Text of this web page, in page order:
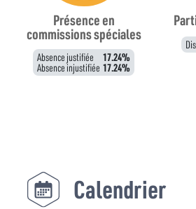
Présence en
commissions spéciales
Absence justifiée 17.24%
Absence injustifiée 17.24%
Calendrier